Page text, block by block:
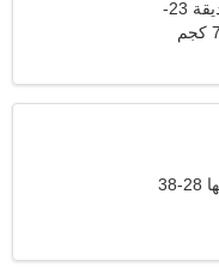
الرجل يبحث عن صديقة 23-
176 سم (5'10")، 79 كجم